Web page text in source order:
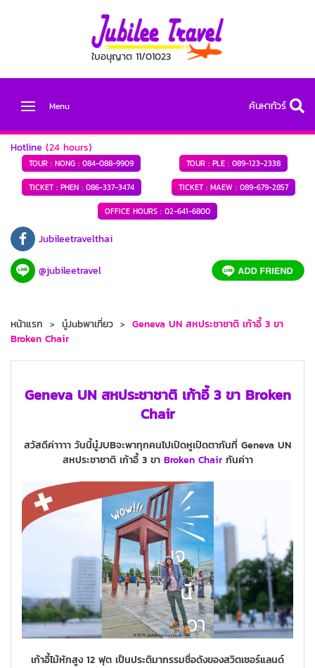
ใบอนุญาต 11/01023
Menu ค้นหาทัวร์
Hotline (24 hours)
TOUR : NONG : 084-088-9909 TOUR : PLE : 089-123-2338
TICKET : PHEN :086-337-3474 TICKET : MAEW : 089-679-2857
OFFICE HOURS : 02-641-6800
Jubileetravelthai
@jubileetravel
หน้าแรก นู๋Jubพาเที่ยว
Geneva UN สหประชาชาติ เก้าอี้ 3 ขา
Broken Chair
Geneva UN สหประชาชาติ เก้าอี้ 3 ขา Broken
Chair
สวัสดีค่าาาา วันนี้นู๋JUBจะพาทุกคนไปเปิดหูเปิดตากันที่ Geneva UN
สหประชาชาติ เก้าอี้ 3 ขา Broken Chair กันค่าา
เก้าอี้ไม้หักสูง 12 ฟุต เป็นประติมากรรมชื่อดังของสวิตเซอร์แลนด์